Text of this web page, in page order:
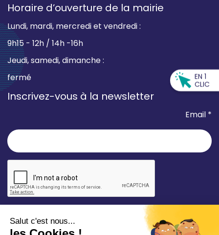
Horaire d’ouverture de la mairie
Lundi, mardi, mercredi et vendredi :
9h15 - 12h / 14h -16h
Jeudi, samedi, dimanche :
fermé
Inscrivez-vous à la newsletter
Email *
EN 1
CLIC